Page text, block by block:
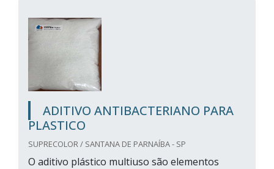
ADITIVO ANTIBACTERIANO PARA
PLASTICO
SUPRECOLOR / SANTANA DE PARNAÍBA - SP
O aditivo plástico multiuso são elementos